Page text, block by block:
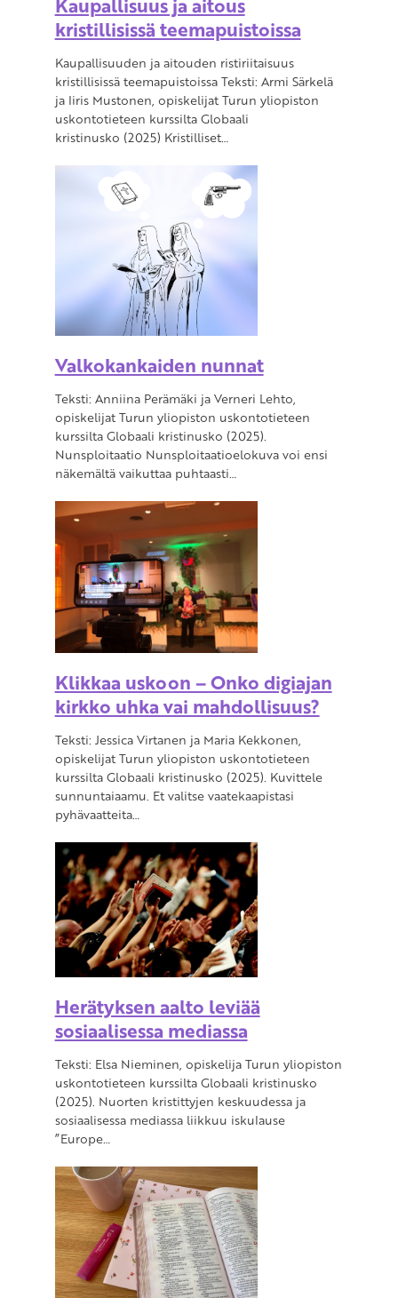
kristillisissä teemapuistoissa
Kaupallisuuden ja aitouden ristiriitaisuus
kristillisissä teemapuistoissa Teksti: Armi Särkelä
ja Iiris Mustonen, opiskelijat Turun yliopiston
uskontotieteen kurssilta Globaali
kristinusko (2025) Kristilliset…
Valkokankaiden nunnat
Teksti: Anniina Perämäki ja Verneri Lehto,
opiskelijat Turun yliopiston uskontotieteen
kurssilta Globaali kristinusko (2025).
Nunsploitaatio Nunsploitaatioelokuva voi ensi
näkemältä vaikuttaa puhtaasti…
Klikkaa uskoon – Onko digiajan
kirkko uhka vai mahdollisuus?
Teksti: Jessica Virtanen ja Maria Kekkonen,
opiskelijat Turun yliopiston uskontotieteen
kurssilta Globaali kristinusko (2025). Kuvittele
sunnuntaiaamu. Et valitse vaatekaapistasi
pyhävaatteita…
Herätyksen aalto leviää
sosiaalisessa mediassa
Teksti: Elsa Nieminen, opiskelija Turun yliopiston
uskontotieteen kurssilta Globaali kristinusko
(2025). Nuorten kristittyjen keskuudessa ja
sosiaalisessa mediassa liikkuu iskulause
”Europe…